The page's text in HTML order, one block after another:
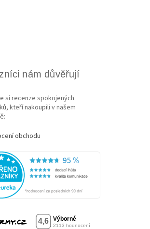
nám důvěřují
si recenze spokojených
kteří nakoupili v našem
obchodu